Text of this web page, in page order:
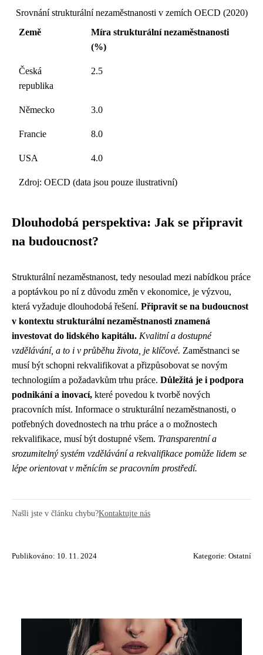
Srovnání strukturální nezaměstnanosti v zemích OECD (2020)
Země
Míra strukturální nezaměstnanosti
(%)
Česká
republika
2.5
Německo 3.0
Francie 8.0
USA 4.0
Zdroj: OECD (data jsou pouze ilustrativní)
Dlouhodobá perspektiva: Jak se připravit
na budoucnost?
Strukturální nezaměstnanost, tedy nesoulad mezi nabídkou práce
a poptávkou po ní z důvodu změn v ekonomice, je výzvou,
která vyžaduje dlouhodobá řešení. Připravit se na budoucnost
v kontextu strukturální nezaměstnanosti znamená
investovat do lidského kapitálu. Kvalitní a dostupné
vzdělávání, a to i v průběhu života, je klíčové. Zaměstnanci se
musí být schopni rekvalifikovat a přizpůsobovat se novým
technologiím a požadavkům trhu práce. Důležitá je i podpora
podnikání a inovací, které povedou k tvorbě nových
pracovních míst. Informace o strukturální nezaměstnanosti, o
potřebných dovednostech na trhu práce a o možnostech
rekvalifikace, musí být dostupné všem. Transparentní a
srozumitelný systém vzdělávání a rekvalifikace pomůže lidem se
lépe orientovat v měnícím se pracovním prostředí.
Našli jste v článku chybu?Kontaktujte nás
Publikováno: 10. 11. 2024 Kategorie: Ostatní